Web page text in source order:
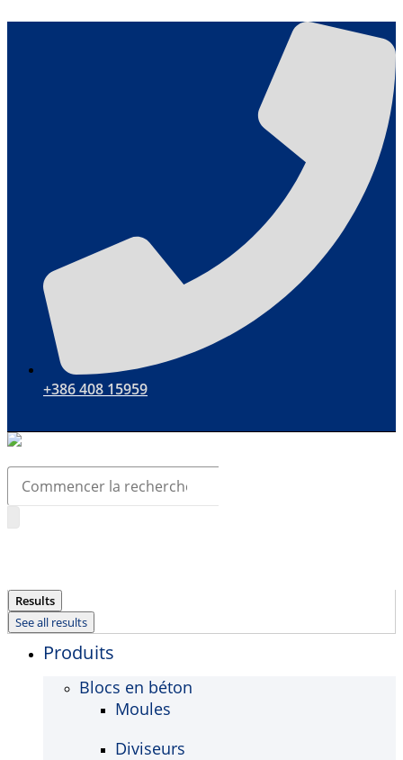
+386 408 15959
Search
Results
See all results
Produits
Blocs en béton
Moules
Diviseurs